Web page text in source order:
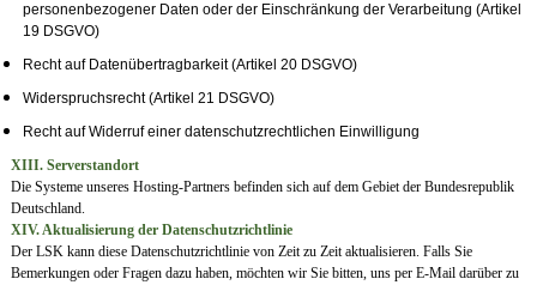
personenbezogener Daten oder der Einschränkung der Verarbeitung (Artikel
19 DSGVO)
Recht auf Datenübertragbarkeit (Artikel 20 DSGVO)
Widerspruchsrecht (Artikel 21 DSGVO)
Recht auf Widerruf einer datenschutzrechtlichen Einwilligung
XIII. Serverstandort
Die Systeme unseres Hosting-Partners befinden sich auf dem Gebiet der Bundesrepublik
Deutschland.
XIV. Aktualisierung der Datenschutzrichtlinie
Der LSK kann diese Datenschutzrichtlinie von Zeit zu Zeit aktualisieren. Falls Sie
Bemerkungen oder Fragen dazu haben, möchten wir Sie bitten, uns per E-Mail darüber zu